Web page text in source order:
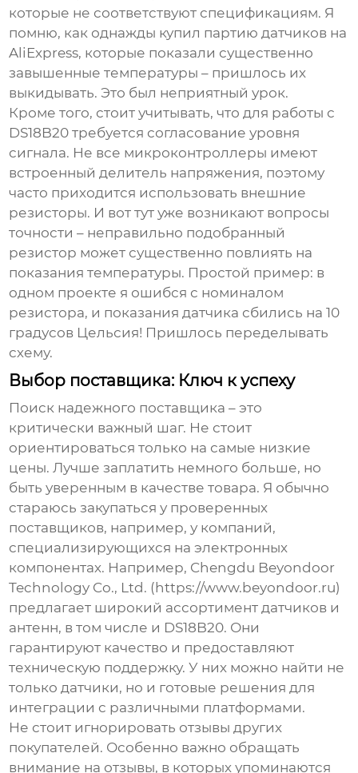
которые не соответствуют спецификациям. Я
помню, как однажды купил партию датчиков на
AliExpress, которые показали существенно
завышенные температуры – пришлось их
выкидывать. Это был неприятный урок.
Кроме того, стоит учитывать, что для работы с
DS18B20 требуется согласование уровня
сигнала. Не все микроконтроллеры имеют
встроенный делитель напряжения, поэтому
часто приходится использовать внешние
резисторы. И вот тут уже возникают вопросы
точности – неправильно подобранный
резистор может существенно повлиять на
показания температуры. Простой пример: в
одном проекте я ошибся с номиналом
резистора, и показания датчика сбились на 10
градусов Цельсия! Пришлось переделывать
схему.
Выбор поставщика: Ключ к успеху
Поиск надежного поставщика – это
критически важный шаг. Не стоит
ориентироваться только на самые низкие
цены. Лучше заплатить немного больше, но
быть уверенным в качестве товара. Я обычно
стараюсь закупаться у проверенных
поставщиков, например, у компаний,
специализирующихся на электронных
компонентах. Например, Chengdu Beyondoor
Technology Co., Ltd. (https://www.beyondoor.ru)
предлагает широкий ассортимент датчиков и
антенн, в том числе и DS18B20. Они
гарантируют качество и предоставляют
техническую поддержку. У них можно найти не
только датчики, но и готовые решения для
интеграции с различными платформами.
Не стоит игнорировать отзывы других
покупателей. Особенно важно обращать
внимание на отзывы, в которых упоминаются